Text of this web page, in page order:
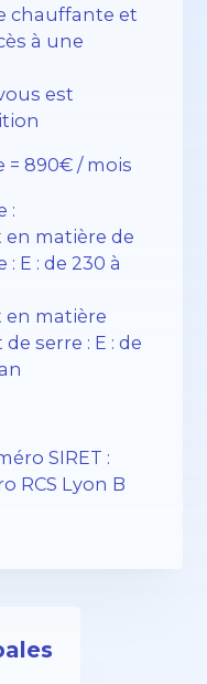
chauffante et
à une
est
890€ / mois
:
matière de
E : de 230 à
matière
serre : E : de
SIRET :
RCS Lyon B